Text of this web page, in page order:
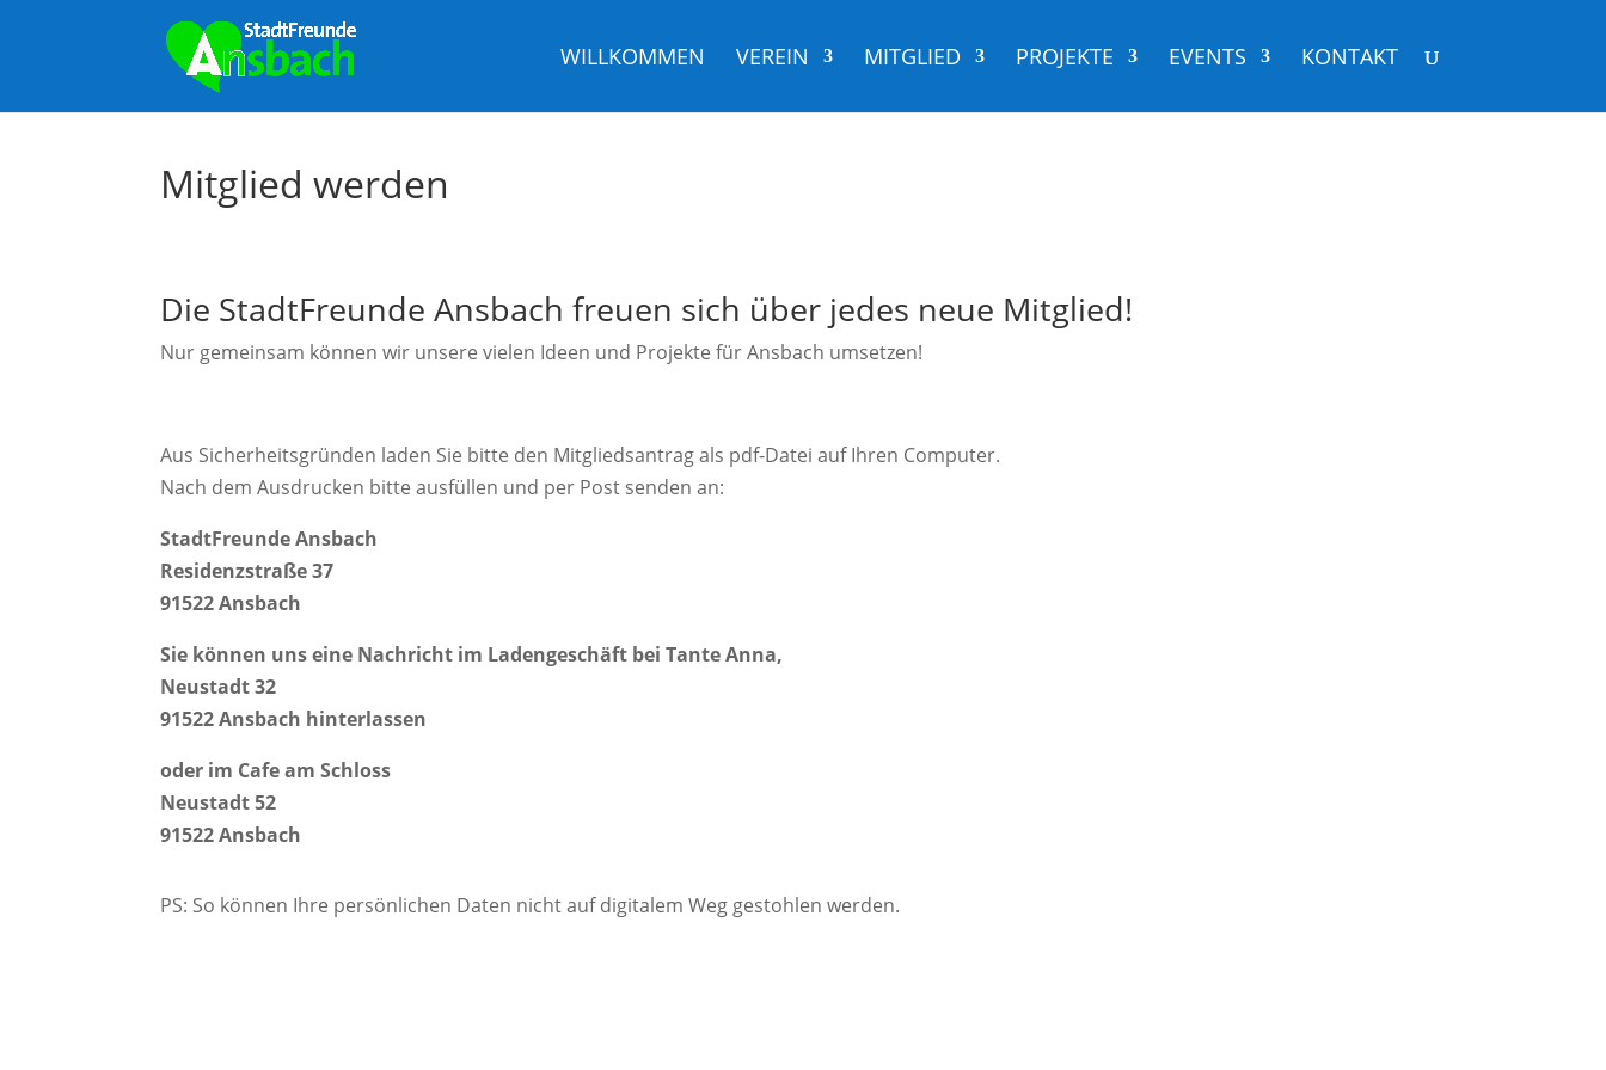
WILLKOMMEN VEREIN MITGLIED PROJEKTE EVENTS KONTAKT
Mitglied werden
Die StadtFreunde Ansbach freuen sich über jedes neue Mitglied!
Nur gemeinsam können wir unsere vielen Ideen und Projekte für Ansbach umsetzen!
Aus Sicherheitsgründen laden Sie bitte den Mitgliedsantrag als pdf-Datei auf Ihren Computer.
Nach dem Ausdrucken bitte ausfüllen und per Post senden an:
StadtFreunde Ansbach
Residenzstraße 37
91522 Ansbach
Sie können uns eine Nachricht im Ladengeschäft bei Tante Anna,
Neustadt 32
91522 Ansbach hinterlassen
oder im Cafe am Schloss
Neustadt 52
91522 Ansbach
PS: So können Ihre persönlichen Daten nicht auf digitalem Weg gestohlen werden.